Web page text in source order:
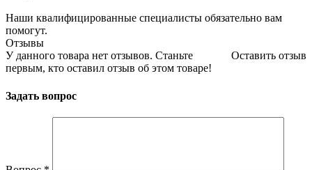
Наши квалифицированные специалисты обязательно вам
помогут.
Отзывы
Оставить отзыв
У данного товара нет отзывов. Станьте
первым, кто оставил отзыв об этом товаре!
Задать вопрос